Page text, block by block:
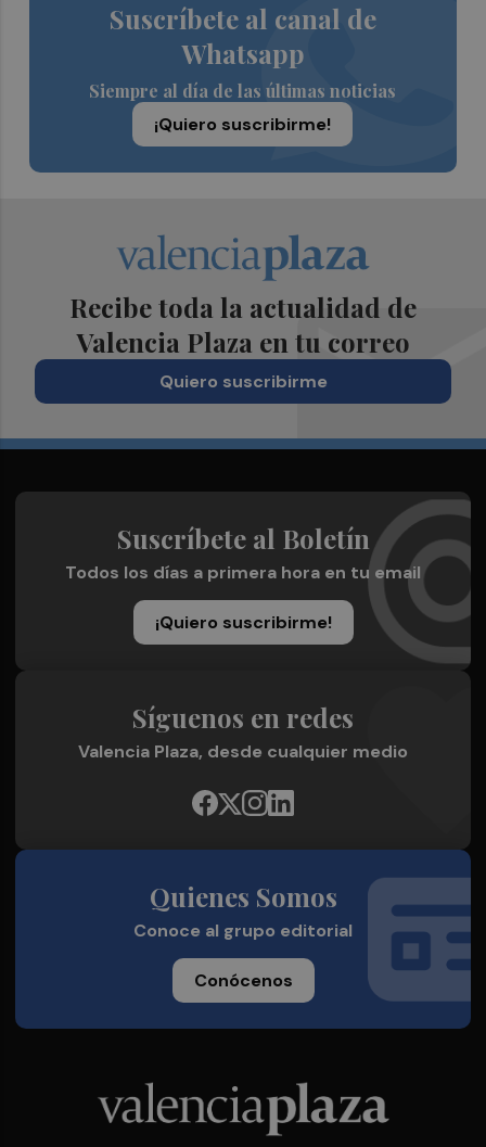
Suscríbete al canal de
Whatsapp
Siempre al día de las últimas noticias
¡Quiero suscribirme!
Recibe toda la actualidad de
Valencia Plaza en tu correo
Quiero suscribirme
Suscríbete al Boletín
Todos los días a primera hora en tu email
¡Quiero suscribirme!
Síguenos en redes
Valencia Plaza, desde cualquier medio
Quienes Somos
Conoce al grupo editorial
Conócenos